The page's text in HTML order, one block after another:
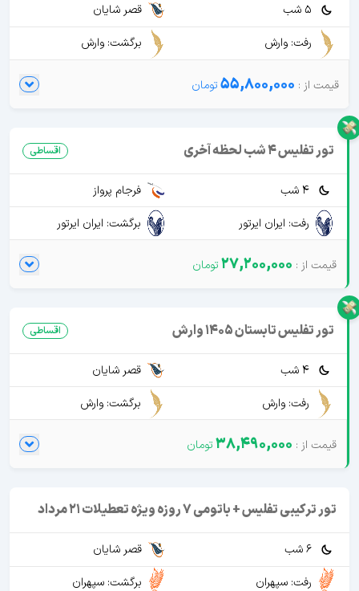
5 شب
قصر شایان
رفت: وارش
برگشت: وارش
55,800,000
تور تفلیس 4 شب لحظه آخری اقساطی
4 شب
فرجام پرواز
رفت: ایران ایرتور
برگشت: ایران ایرتور
27,200,000
تور تفلیس تابستان 1405 وارش اقساطی
4 شب
قصر شایان
رفت: وارش
برگشت: وارش
38,490,000
تور ترکیبی تفلیس + باتومی 7 روزه ویژه تعطیلات 21 مرداد
6 شب
قصر شایان
رفت: سپهران
برگشت: سپهران